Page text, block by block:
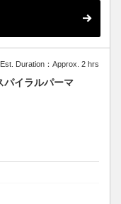
ルの場合は別途＋3000
Est. Duration：Approx. 2 hrs
パイラルパーマ